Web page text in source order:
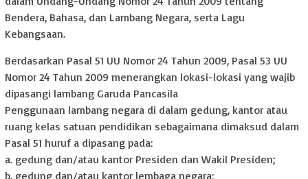
Bendera, Bahasa, dan Lambang Negara, serta Lagu
Kebangsaan.
Berdasarkan Pasal 51 UU Nomor 24 Tahun 2009, Pasal 53 UU
Nomor 24 Tahun 2009 menerangkan lokasi-lokasi yang wajib
dipasangi lambang Garuda Pancasila
Penggunaan lambang negara di dalam gedung, kantor atau
ruang kelas satuan pendidikan sebagaimana dimaksud dalam
Pasal 51 huruf a dipasang pada:
a. gedung dan/atau kantor Presiden dan Wakil Presiden;
b. gedung dan/atau kantor lembaga negara;